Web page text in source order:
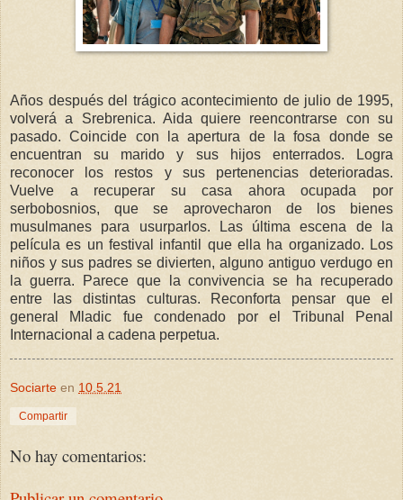
Años después del trágico acontecimiento de julio de 1995,
volverá a Srebrenica. Aida quiere reencontrarse con su
pasado. Coincide con la apertura de la fosa donde se
encuentran su marido y sus hijos enterrados. Logra
reconocer los restos y sus pertenencias deterioradas.
Vuelve a recuperar su casa ahora ocupada por
serbobosnios, que se aprovecharon de los bienes
musulmanes para usurparlos. Las última escena de la
película es un festival infantil que ella ha organizado. Los
niños y sus padres se divierten, alguno antiguo verdugo en
la guerra. Parece que la convivencia se ha recuperado
entre las distintas culturas. Reconforta pensar que el
general Mladic fue condenado por el Tribunal Penal
Internacional a cadena perpetua.
Sociarte en 10.5.21
Compartir
No hay comentarios: